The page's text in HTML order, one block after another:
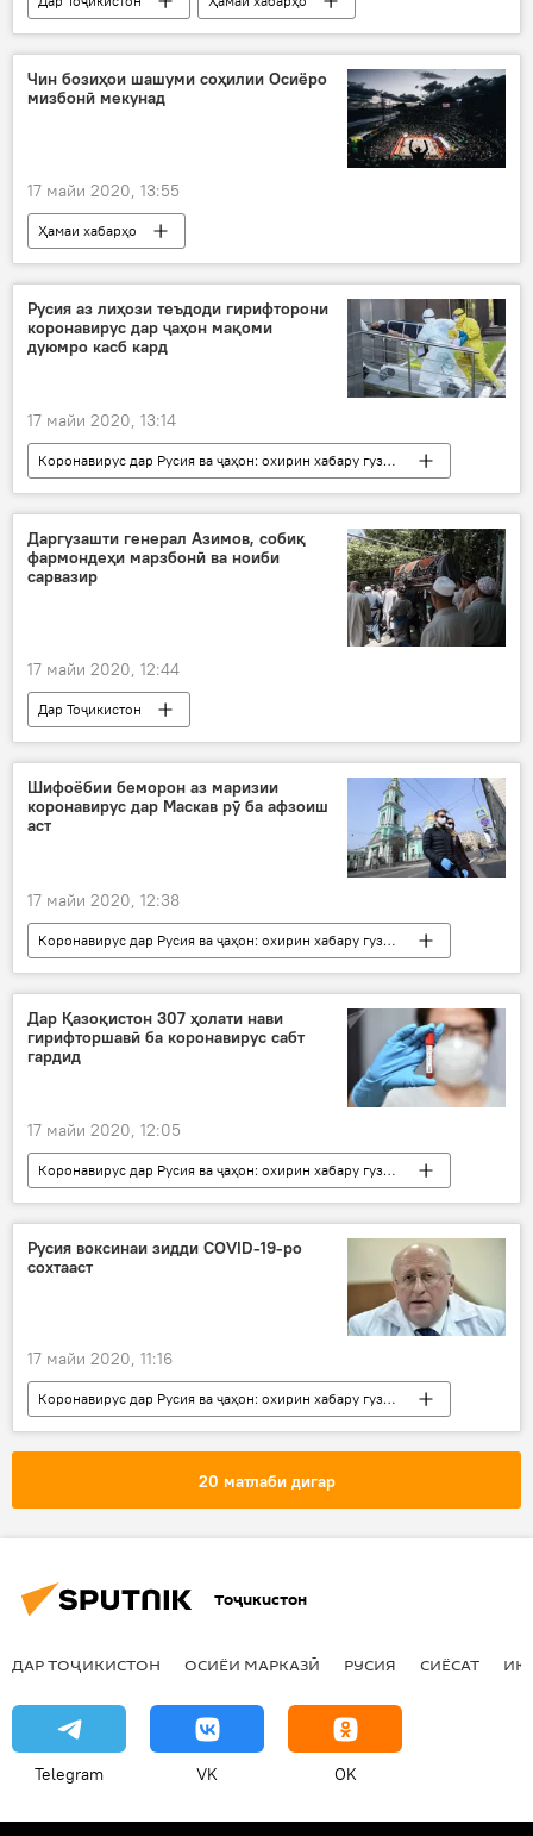
Чин бозиҳои шашуми соҳилии Осиёро
мизбонӣ мекунад
17 майи 2020, 13:55
Ҳамаи хабарҳо
Навигариҳои варзиши Тоҷикистон
Русия аз лиҳози теъдоди гирифторони
коронавирус дар ҷаҳон мақоми
дуюмро касб кард
17 майи 2020, 13:14
Коронавирус дар Русия ва ҷаҳон: охирин хабару гузоришҳо
Дар ҷаҳон
Ҳамаи хабарҳо
Тандурустӣ
гирифторон
маризӣ
Дар Русия
Даргузашти генерал Азимов, собиқ
фармондеҳи марзбонӣ ва ноиби
сарвазир
17 майи 2020, 12:44
Дар Тоҷикистон
Рӯйдод, ҷиноят ва ҳолатҳои фавқулода
Ҳамаи хабарҳо
Шифоёбии беморон аз маризии
коронавирус дар Маскав рӯ ба афзоиш
аст
17 майи 2020, 12:38
Коронавирус дар Русия ва ҷаҳон: охирин хабару гузоришҳо
Дар ҷаҳон
Ҳамаи хабарҳо
Тандурустӣ
сиҳатӣ
Маскав
Дар Қазоқистон 307 ҳолати нави
гирифторшавӣ ба коронавирус сабт
гардид
17 майи 2020, 12:05
Коронавирус дар Русия ва ҷаҳон: охирин хабару гузоришҳо
Ҳамаи хабарҳо
Тандурустӣ
Қазоқистон
маризӣ
Русия воксинаи зидди COVID-19-ро
сохтааст
17 майи 2020, 11:16
Коронавирус дар Русия ва ҷаҳон: охирин хабару гузоришҳо
Дар ҷаҳон
Ҳамаи хабарҳо
санҷиш
Олимон Дар Русия
20 матлаби дигар
Тоҷикистон
ДАР ТОҶИКИСТОН ОСИЁИ МАРКАЗӢ РУСИЯ СИЁСАТ
Telegram VK OK